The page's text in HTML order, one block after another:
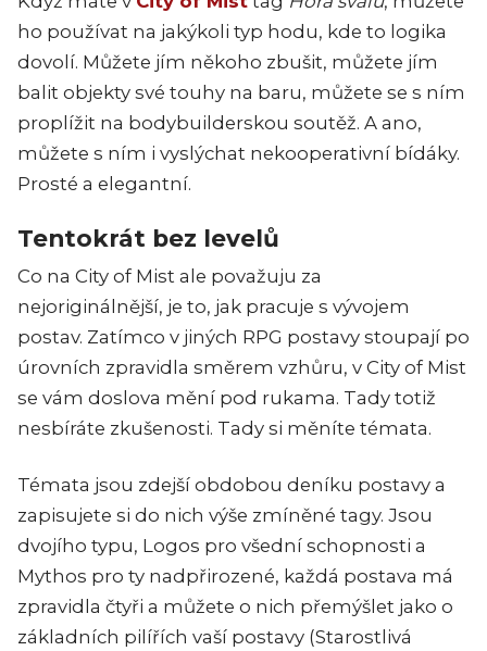
ho používat na jakýkoli typ hodu, kde to logika
dovolí. Můžete jím někoho zbušit, můžete jím
balit objekty své touhy na baru, můžete se s ním
proplížit na bodybuilderskou soutěž. A ano,
můžete s ním i vyslýchat nekooperativní bídáky.
Prosté a elegantní.
Tentokrát bez levelů
Co na City of Mist ale považuju za
nejoriginálnější, je to, jak pracuje s vývojem
postav. Zatímco v jiných RPG postavy stoupají po
úrovních zpravidla směrem vzhůru, v City of Mist
se vám doslova mění pod rukama. Tady totiž
nesbíráte zkušenosti. Tady si měníte témata.
Témata jsou zdejší obdobou deníku postavy a
zapisujete si do nich výše zmíněné tagy. Jsou
dvojího typu, Logos pro všední schopnosti a
Mythos pro ty nadpřirozené, každá postava má
zpravidla čtyři a můžete o nich přemýšlet jako o
základních pilířích vaší postavy (Starostlivá